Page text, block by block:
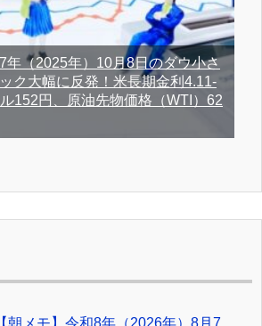
年（2025年）10月8日のダウ小さ
ク大幅に反発！米長期金利4.11-
152円、原油先物価格（WTI）62